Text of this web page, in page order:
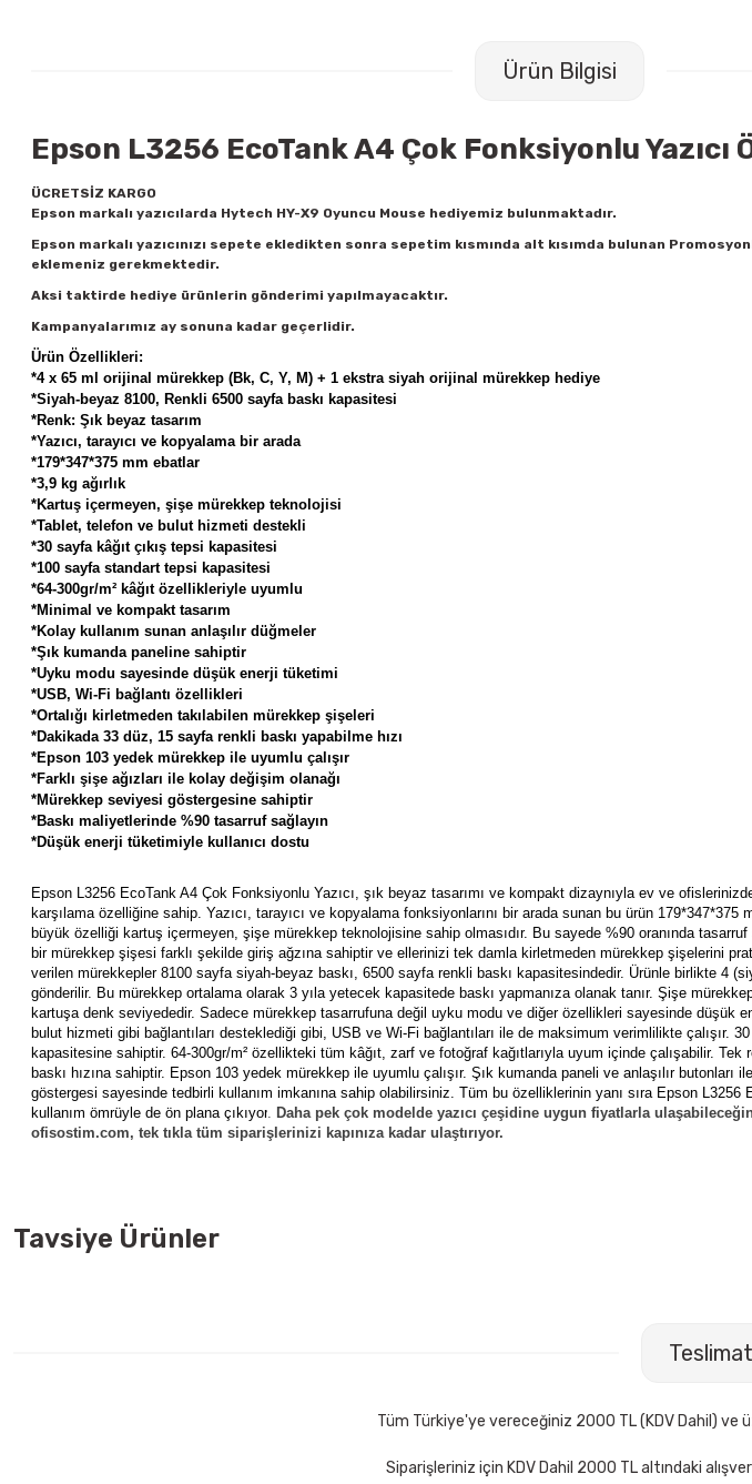
Ürün Bilgisi
Epson L3256 EcoTank A4 Çok Fonksiyonlu Yazıcı
ÜCRETSİZ KARGO
Epson markalı yazıcılarda Hytech HY-X9 Oyuncu Mouse hediyemiz bulunmaktadır.
Epson markalı yazıcınızı sepete ekledikten sonra sepetim kısmında alt kısımda bulunan
eklemeniz gerekmektedir.
Aksi taktirde hediye ürünlerin gönderimi yapılmayacaktır.
Kampanyalarımız ay sonuna kadar geçerlidir.
Ürün Özellikleri:
*4 x 65 ml orijinal mürekkep (Bk, C, Y, M) + 1 ekstra siyah orijinal mürekkep hediye
*Siyah-beyaz 8100, Renkli 6500 sayfa baskı kapasitesi
*Renk: Şık beyaz tasarım
*Yazıcı, tarayıcı ve kopyalama bir arada
*179*347*375 mm ebatlar
*3,9 kg ağırlık
*Kartuş içermeyen, şişe mürekkep teknolojisi
*Tablet, telefon ve bulut hizmeti destekli
*30 sayfa kâğıt çıkış tepsi kapasitesi
*100 sayfa standart tepsi kapasitesi
*64-300gr/m² kâğıt özellikleriyle uyumlu
*Minimal ve kompakt tasarım
*Kolay kullanım sunan anlaşılır düğmeler
*Şık kumanda paneline sahiptir
*Uyku modu sayesinde düşük enerji tüketimi
*USB, Wi-Fi bağlantı özellikleri
*Ortalığı kirletmeden takılabilen mürekkep şişeleri
*Dakikada 33 düz, 15 sayfa renkli baskı yapabilme hızı
*Epson 103 yedek mürekkep ile uyumlu çalışır
*Farklı şişe ağızları ile kolay değişim olanağı
*Mürekkep seviyesi göstergesine sahiptir
*Baskı maliyetlerinde %90 tasarruf sağlayın
*Düşük enerji tüketimiyle kullanıcı dostu
Epson L3256 EcoTank A4 Çok Fonksiyonlu Yazıcı, şık beyaz tasarımı ve kompakt dizaynıyla ev ve
karşılama özelliğine sahip. Yazıcı, tarayıcı ve kopyalama fonksiyonlarını bir arada sunan bu ürün 179*347*375
büyük özelliği kartuş içermeyen, şişe mürekkep teknolojisine sahip olmasıdır. Bu sayede %90 oranında
bir mürekkep şişesi farklı şekilde giriş ağzına sahiptir ve ellerinizi tek damla kirletmeden mürekkep şişelerini
verilen mürekkepler 8100 sayfa siyah-beyaz baskı, 6500 sayfa renkli baskı kapasitesindedir. Ürünle birlikte 4
gönderilir. Bu mürekkep ortalama olarak 3 yıla yetecek kapasitede baskı yapmanıza olanak tanır. Şişe
kartuşa denk seviyededir. Sadece mürekkep tasarrufuna değil uyku modu ve diğer özellikleri sayesinde düşük
bulut hizmeti gibi bağlantıları desteklediği gibi, USB ve Wi-Fi bağlantıları ile de maksimum verimlilikte çalışır.
kapasitesine sahiptir. 64-300gr/m² özellikteki tüm kâğıt, zarf ve fotoğraf kağıtlarıyla uyum içinde çalışabilir.
baskı hızına sahiptir. Epson 103 yedek mürekkep ile uyumlu çalışır. Şık kumanda paneli ve anlaşılır butonları
göstergesi sayesinde tedbirli kullanım imkanına sahip olabilirsiniz. Tüm bu özelliklerinin yanı sıra Epson L3256
kullanım ömrüyle de ön plana çıkıyor. Daha pek çok modelde yazıcı çeşidine uygun fiyatlarla
ofisostim.com, tek tıkla tüm siparişlerinizi kapınıza kadar ulaştırıyor.
Tavsiye Ürünler
Sepete Ekle
Tüm Türkiye'ye vereceğiniz 2000 TL (KDV Dahil)
Siparişleriniz için KDV Dahil 2000 TL altındaki